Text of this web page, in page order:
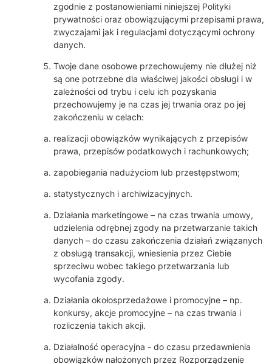
zgodnie z postanowieniami niniejszej Polityki
prywatności oraz obowiązującymi przepisami prawa,
zwyczajami jak i regulacjami dotyczącymi ochrony
danych.
Twoje dane osobowe przechowujemy nie dłużej niż
są one potrzebne dla właściwej jakości obsługi i w
zależności od trybu i celu ich pozyskania
przechowujemy je na czas jej trwania oraz po jej
zakończeniu w celach:
realizacji obowiązków wynikających z przepisów
prawa, przepisów podatkowych i rachunkowych;
zapobiegania nadużyciom lub przestępstwom;
statystycznych i archiwizacyjnych.
Działania marketingowe – na czas trwania umowy,
udzielenia odrębnej zgody na przetwarzanie takich
danych – do czasu zakończenia działań związanych
z obsługą transakcji, wniesienia przez Ciebie
sprzeciwu wobec takiego przetwarzania lub
wycofania zgody.
Działania okołosprzedażowe i promocyjne – np.
konkursy, akcje promocyjne – na czas trwania i
rozliczenia takich akcji.
Działalność operacyjna - do czasu przedawnienia
obowiązków nałożonych przez Rozporządzenie